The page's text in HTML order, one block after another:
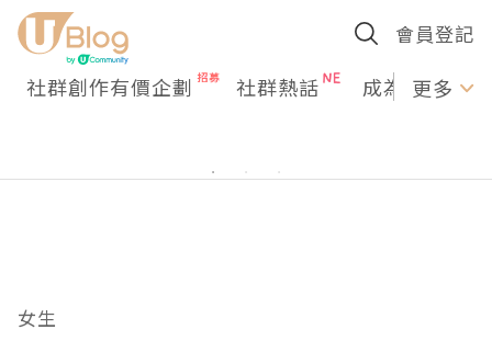
會員登記
社群創作有價企劃 社群熱話 成為U更多
女生